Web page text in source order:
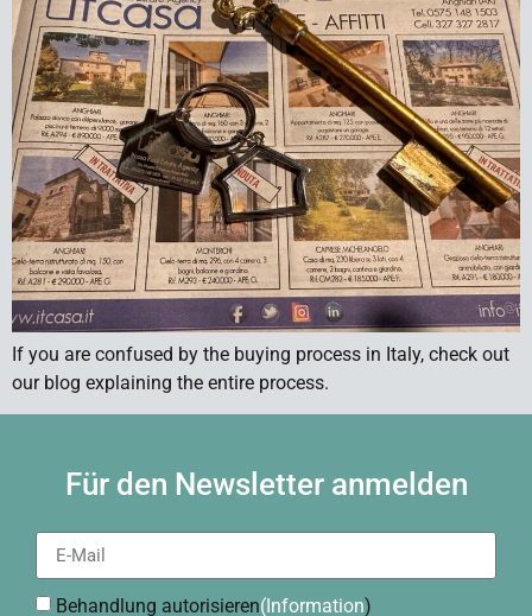
If you are confused by the buying process in Italy, check out
our blog explaining the entire process.
Für den Newsletter anmelden
Behandlung autorisieren(Information)